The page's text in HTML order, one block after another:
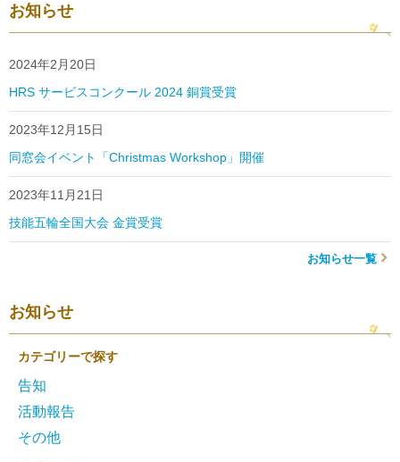
お知らせ
2024年2月20日
HRS サービスコンクール 2024 銅賞受賞
2023年12月15日
同窓会イベント「Christmas Workshop」開催
2023年11月21日
技能五輪全国大会 金賞受賞
お知らせ一覧
お知らせ
カテゴリーで探す
告知
活動報告
その他